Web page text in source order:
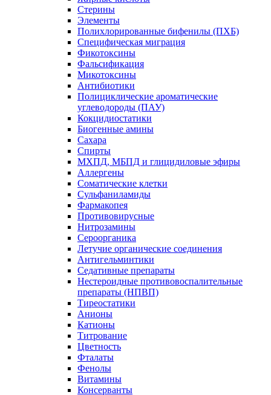
Стерины
Элементы
Полихлорированные бифенилы (ПХБ)
Специфическая миграция
Фикотоксины
Фальсификация
Микотоксины
Антибиотики
Полициклические ароматические
углеводороды (ПАУ)
Кокцидиостатики
Биогенные амины
Сахара
Спирты
МХПД, МБПД и глицидиловые эфиры
Аллергены
Соматические клетки
Сульфаниламиды
Фармакопея
Противовирусные
Нитрозамины
Сероорганика
Летучие органические соединения
Антигельминтики
Седативные препараты
Нестероидные противовоспалительные
препараты (НПВП)
Тиреостатики
Анионы
Катионы
Титрование
Цветность
Фталаты
Фенолы
Витамины
Консерванты